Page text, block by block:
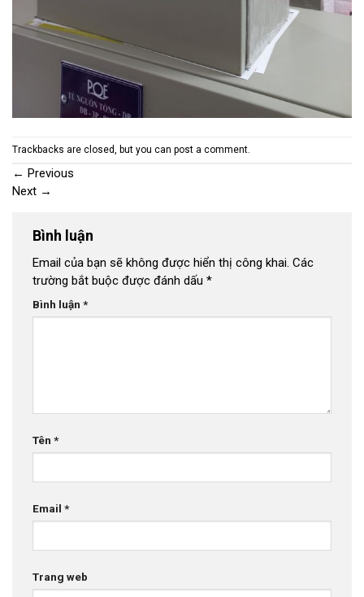
Trackbacks are closed, but you can post a comment.
← Previous
Next →
Bình luận
Email của bạn sẽ không được hiển thị công khai. Các
trường bắt buộc được đánh dấu *
Bình luận *
Tên *
Email *
Trang web